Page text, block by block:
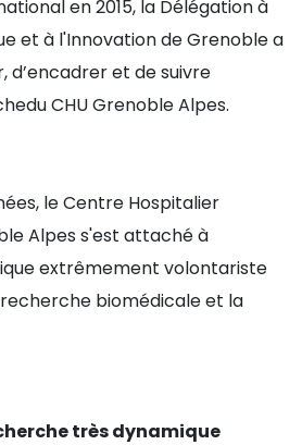
en 2015, la Délégation à
et à l'Innovation de Grenoble a
d’encadrer et de suivre
CHU Grenoble Alpes.
le Centre Hospitalier
Alpes s'est attaché à
extrêmement volontariste
biomédicale et la
très dynamique